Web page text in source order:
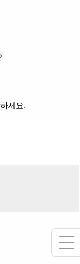
는 스팸 방지 기능
증을 위해 미니 퀴
용하실 수 있는 가
인 지원 서비스에
의 많은 단골 고객
게 답변하기 위해
에는 보통 1시간
가 정확하고 사용
이 있는지 확인해
.
세요.